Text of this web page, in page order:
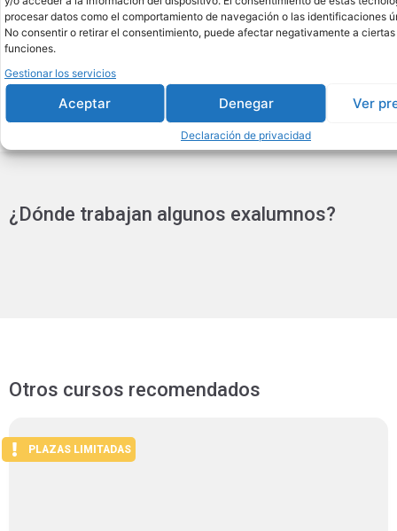
procesar datos como el comportamiento de navegación o las identificaciones
No consentir o retirar el consentimiento, puede afectar negativamente a
funciones.
Gestionar los servicios
Aceptar Denegar Ver
Declaración de privacidad
Técnico/a de Soporte/Mantenimiento de
Sistemas XR.
Consultor/a de Tecnología Inmersiva.
¿Dónde trabajan algunos exalumnos?
Otros cursos recomendados
PLAZAS LIMITADAS